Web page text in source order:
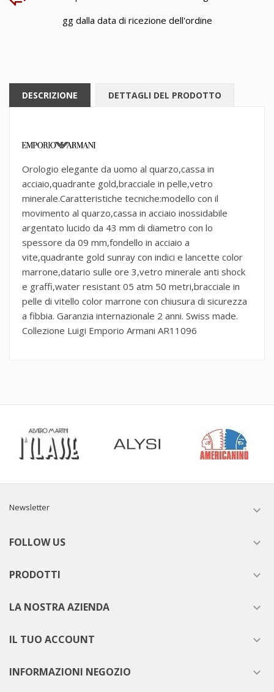
gg dalla data di ricezione dell'ordine
DESCRIZIONE DETTAGLI DEL PRODOTTO
Orologio elegante da uomo al quarzo,cassa in
acciaio,quadrante gold,bracciale in pelle,vetro
minerale.Caratteristiche tecniche:modello con il
movimento al quarzo,cassa in acciaio inossidabile
argentato lucido da 43 mm di diametro con lo
spessore da 09 mm,fondello in acciaio a
vite,quadrante gold sunray con indici e lancette color
marrone,datario sulle ore 3,vetro minerale anti shock
e graffi,water resistant 05 atm 50 metri,bracciale in
pelle di vitello color marrone con chiusura di sicurezza
a fibbia. Garanzia internazionale 2 anni. Swiss made.
Collezione Luigi Emporio Armani AR11096
Newsletter 
FOLLOW US 
PRODOTTI 
LA NOSTRA AZIENDA 
IL TUO ACCOUNT 
INFORMAZIONI NEGOZIO 